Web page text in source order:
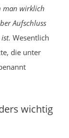
man wirklich
Aufschluss
Wesentlich
die unter
wichtig